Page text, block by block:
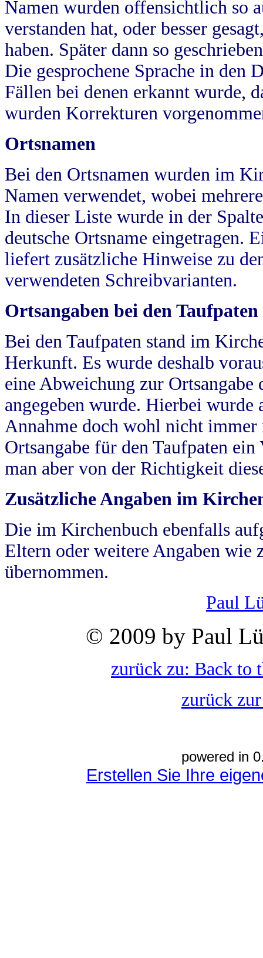
Namen wurden offensichtlich so
verstanden hat, oder besser
haben. Später dann so
Die gesprochene Sprache in
Fällen bei denen erkannt wurde,
wurden Korrekturen
Ortsnamen
Bei den Ortsnamen wurden im
Namen verwendet, wobei
In dieser Liste wurde in der
deutsche Ortsname eingetragen.
liefert zusätzliche Hinweise zu
verwendeten Schreibvarianten.
Ortsangaben bei den Taufpaten
Bei den Taufpaten stand im
Herkunft. Es wurde deshalb
eine Abweichung zur
angegeben wurde. Hierbei wurde
Annahme doch wohl nicht
Ortsangabe für den Taufpaten
man aber von der Richtigkeit
Zusätzliche Angaben im
Die im Kirchenbuch ebenfalls
Eltern oder weitere Angaben wie
übernommen.
Paul
© 2009 by Paul
zurück zu: Back to
zurück
powered in
Erstellen Sie Ihre